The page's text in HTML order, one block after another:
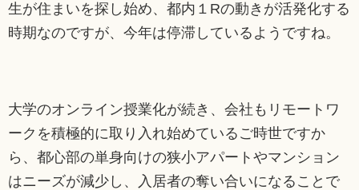
生が住まいを探し始め、都内１Rの動きが活発化する
時期なのですが、今年は停滞しているようですね。
大学のオンライン授業化が続き、会社もリモートワ
ークを積極的に取り入れ始めているご時世ですか
ら、都心部の単身向けの狭小アパートやマンション
はニーズが減少し、入居者の奪い合いになることで